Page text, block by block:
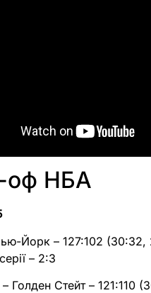
оф НБА
Йорк – 127:102 (30:32,
– 2:3
– Голден Стейт – 121:110